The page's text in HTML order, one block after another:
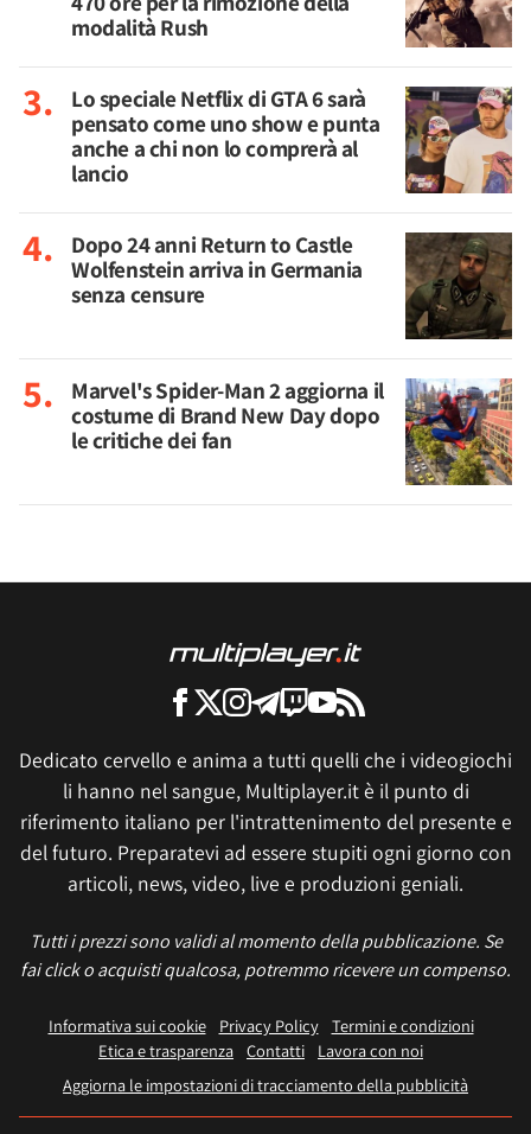
modalità Rush
Lo speciale Netflix di GTA 6 sarà
pensato come uno show e punta
anche a chi non lo comprerà al
lancio
Dopo 24 anni Return to Castle
Wolfenstein arriva in Germania
senza censure
Marvel's Spider-Man 2 aggiorna il
costume di Brand New Day dopo
le critiche dei fan
Dedicato cervello e anima a tutti quelli che i videogiochi
li hanno nel sangue, Multiplayer.it è il punto di
riferimento italiano per l'intrattenimento del presente e
del futuro. Preparatevi ad essere stupiti ogni giorno con
articoli, news, video, live e produzioni geniali.
Tutti i prezzi sono validi al momento della pubblicazione. Se
fai click o acquisti qualcosa, potremmo ricevere un compenso.
Informativa sui cookie Privacy Policy
Termini e condizioni
Etica e trasparenza Contatti
Lavora con noi
Aggiorna le impostazioni di tracciamento della pubblicità